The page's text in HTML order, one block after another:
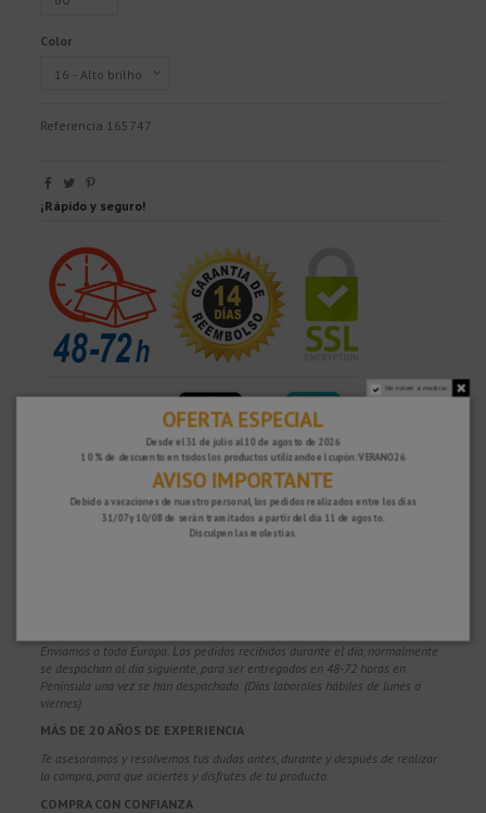
Color
Referencia 165747
¡Rápido y seguro!
¿POR QUÉ ELEGIRNOS?
Enviamos a toda Europa. Los pedidos recibidos durante el día, normalmente
se despachan al día siguiente, para ser entregados en 48-72 horas en
Península una vez se han despachado. (Días laborales hábiles de lunes a
viernes)
MÁS DE 20 AÑOS DE EXPERIENCIA
Te asesoramos y resolvemos tus dudas antes, durante y después de realizar
la compra, para que aciertes y disfrutes de tu producto.
COMPRA CON CONFIANZA
No volver a mostrar.
OFERTA ESPECIAL
Desde el 31 de julio al 10 de agosto de 2026
10 % de descuento en todos los productos utilizando el cupón: VERANO26
AVISO IMPORTANTE
Debido a vacaciones de nuestro personal, los pedidos realizados entre los días
31/07 y 10/08 de serán tramitados a partir del día 11 de agosto.
Disculpen las molestias.